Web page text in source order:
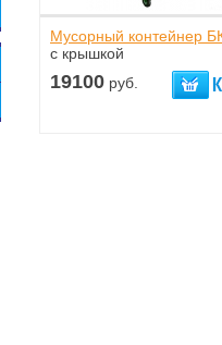
Мусорный контейнер
с крышкой
19100 руб.